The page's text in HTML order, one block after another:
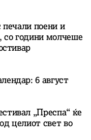
поени и
со години молчеше
6 август
„Преспа“ ќе
целиот свет во